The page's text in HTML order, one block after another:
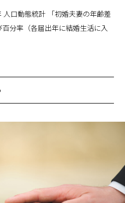
人口動態統計 「初婚夫妻の年齢差
分率（各届出年に結婚生活に入